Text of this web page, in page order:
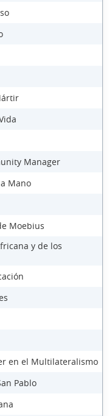
Manager
Mano
Moebius
y de los
en el Multilateralismo
Pablo